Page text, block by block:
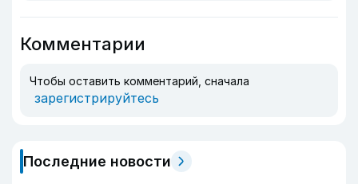
Комментарии
Чтобы оставить комментарий, сначала
зарегистрируйтесь
Последние новости